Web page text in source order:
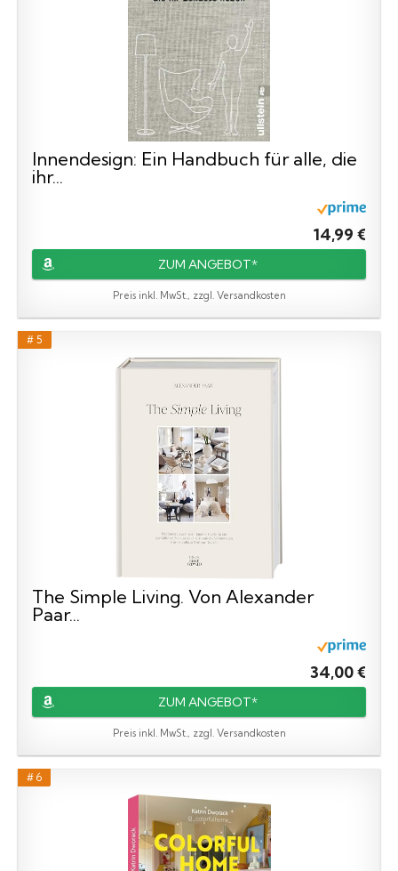
Innendesign: Ein Handbuch für alle, die
ihr...
14,99 €
ZUM ANGEBOT*
Preis inkl. MwSt., zzgl. Versandkosten
# 5
The Simple Living. Von Alexander
Paar...
34,00 €
ZUM ANGEBOT*
Preis inkl. MwSt., zzgl. Versandkosten
# 6